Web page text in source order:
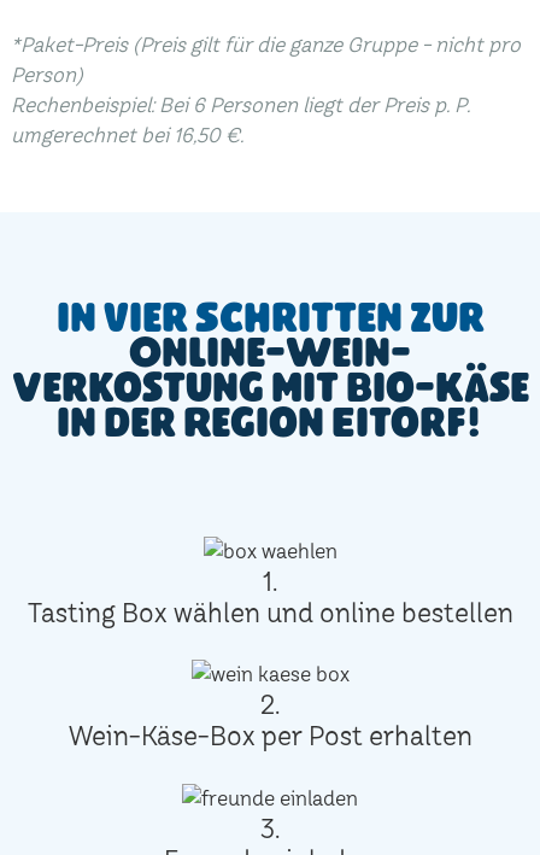
*Paket-Preis (Preis gilt für die ganze Gruppe - nicht pro
Person)
Rechenbeispiel: Bei 6 Personen liegt der Preis p. P.
umgerechnet bei 16,50 €.
In vier Schritten zur
Online-Wein-
Verkostung mit Bio-Käse
in der Region Eitorf!
1.
Tasting Box wählen und online bestellen
2.
Wein-Käse-Box per Post erhalten
3.